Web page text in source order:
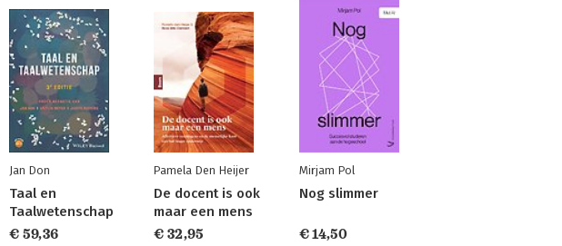
Jan Don
Taal en
Taalwetenschap
€ 59,36
Pamela Den Heijer
De docent is ook
maar een mens
€ 32,95
Mirjam Pol
Nog slimmer
€ 14,50